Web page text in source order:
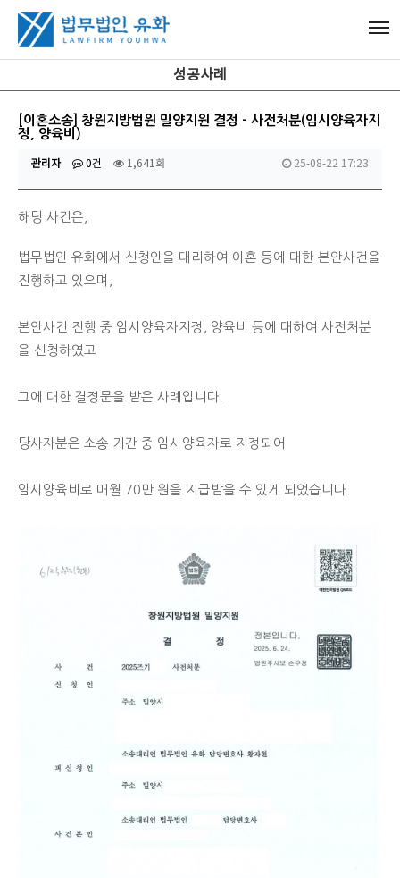
성공사례
[이혼소송] 창원지방법원 밀양지원 결정 - 사전처분(임시양육자지
정, 양육비)
관리자 0건 1,641회 25-08-22 17:23
해당 사건은,
법무법인 유화에서 신청인을 대리하여 이혼 등에 대한 본안사건을
진행하고 있으며,
본안사건 진행 중 임시양육자지정, 양육비 등에 대하여 사전처분
을 신청하였고
그에 대한 결정문을 받은 사례입니다.
당사자분은 소송 기간 중 임시양육자로 지정되어
임시양육비로 매월 70만 원을 지급받을 수 있게 되었습니다.